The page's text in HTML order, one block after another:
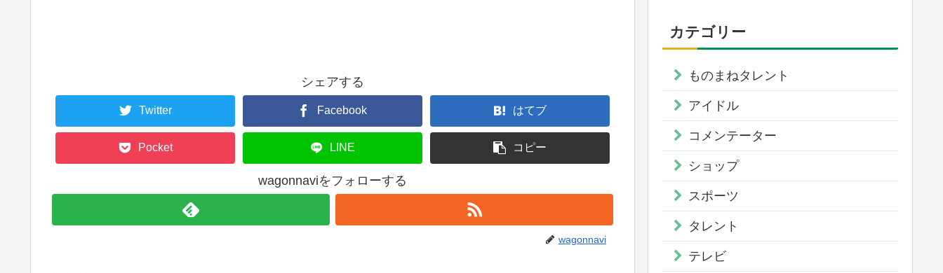
シェアする
Twitter Facebook はてブ
Pocket LINE コピー
wagonnaviをフォローする
wagonnavi
カテゴリー
ものまねタレント
アイドル
コメンテーター
ショップ
スポーツ
タレント
テレビ